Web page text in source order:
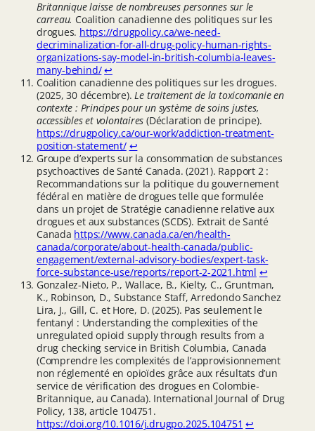
Britannique laisse de nombreuses personnes sur le
carreau. Coalition canadienne des politiques sur les
drogues. https://drugpolicy.ca/we-need-
decriminalization-for-all-drug-policy-human-rights-
organizations-say-model-in-british-columbia-leaves-
many-behind/↩︎
Coalition canadienne des politiques sur les drogues.
(2025, 30 décembre). Le traitement de la toxicomanie en
contexte : Principes pour un système de soins justes,
accessibles et volontaires (Déclaration de principe).
https://drugpolicy.ca/our-work/addiction-treatment-
position-statement/ ↩︎
Groupe d’experts sur la consommation de substances
psychoactives de Santé Canada. (2021). Rapport 2 :
Recommandations sur la politique du gouvernement
fédéral en matière de drogues telle que formulée
dans un projet de Stratégie canadienne relative aux
drogues et aux substances (SCDS). Extrait de Santé
Canada https://www.canada.ca/en/health-
canada/corporate/about-health-canada/public-
engagement/external-advisory-bodies/expert-task-
force-substance-use/reports/report-2-2021.html ↩︎
Gonzalez-Nieto, P., Wallace, B., Kielty, C., Gruntman,
K., Robinson, D., Substance Staff, Arredondo Sanchez
Lira, J., Gill, C. et Hore, D. (2025). Pas seulement le
fentanyl : Understanding the complexities of the
unregulated opioid supply through results from a
drug checking service in British Columbia, Canada
(Comprendre les complexités de l’approvisionnement
non réglementé en opioïdes grâce aux résultats d’un
service de vérification des drogues en Colombie-
Britannique, au Canada). International Journal of Drug
Policy, 138, article 104751.
https://doi.org/10.1016/j.drugpo.2025.104751 ↩︎